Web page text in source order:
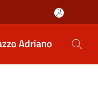
Adriano